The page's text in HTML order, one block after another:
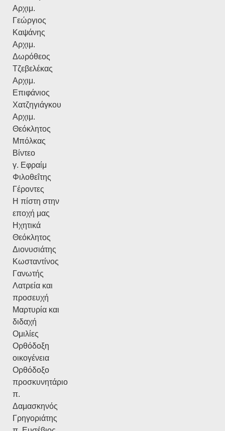
Αρχιμ.
Γεώργιος
Καψάνης
Αρχιμ.
Δωρόθεος
Τζεβελέκας
Αρχιμ.
Επιφάνιος
Χατζηγιάγκου
Αρχιμ.
Θεόκλητος
Μπόλκας
Βίντεο
γ. Εφραίμ
Φιλοθεΐτης
Γέροντες
Η πίστη στην
εποχή μας
Ηχητικά
Θεόκλητος
Διονυσιάτης
Κωσταντίνος
Γανωτής
Λατρεία και
προσευχή
Μαρτυρία και
διδαχή
Ομιλίες
Ορθόδοξη
οικογένεια
Ορθόδοξο
προσκυνητάριο
π.
Δαμασκηνός
Γρηγοριάτης